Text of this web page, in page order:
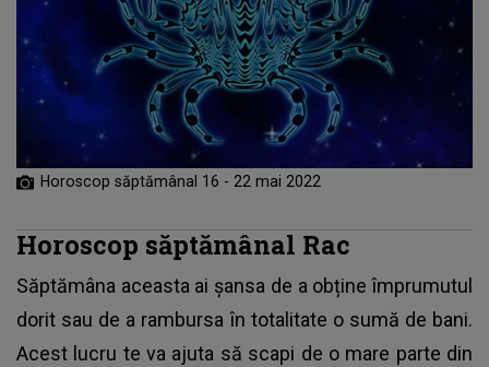
Horoscop săptămânal 16 - 22 mai 2022
Horoscop săptămânal Rac
Săptămâna aceasta ai șansa de a obține împrumutul
dorit sau de a rambursa în totalitate o sumă de bani.
Acest lucru te va ajuta să scapi de o mare parte din